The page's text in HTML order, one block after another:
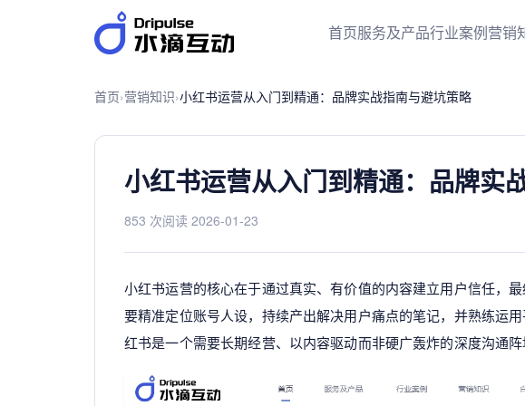
首页服务及产品行业案例营销
首页›营销知识›小红书运营从入门到精通：品牌实战指南与避坑策略
小红书运营从入门到精通：品牌实
853 次阅读 2026-01-23
小红书运营的核心在于通过真实、有价值的内容建立用户信任，
要精准定位账号人设，持续产出解决用户痛点的笔记，并熟练运
红书是一个需要长期经营、以内容驱动而非硬广轰炸的深度沟通阵